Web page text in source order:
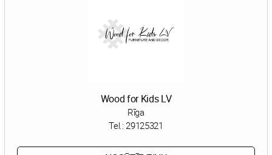
Wood for Kids LV
Rīga
Tel.:29125321